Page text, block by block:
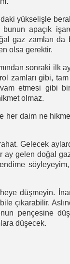
yükselişle
apaçık
gaz zamları
olsa gerektir.
sonraki ilk ay
zamları gibi,
etmesi gibi
olmaz.
daim ne
Gelecek
ay gelen doğal
düşmeyin.
çıkarabilir.
pençesine
düşecek.